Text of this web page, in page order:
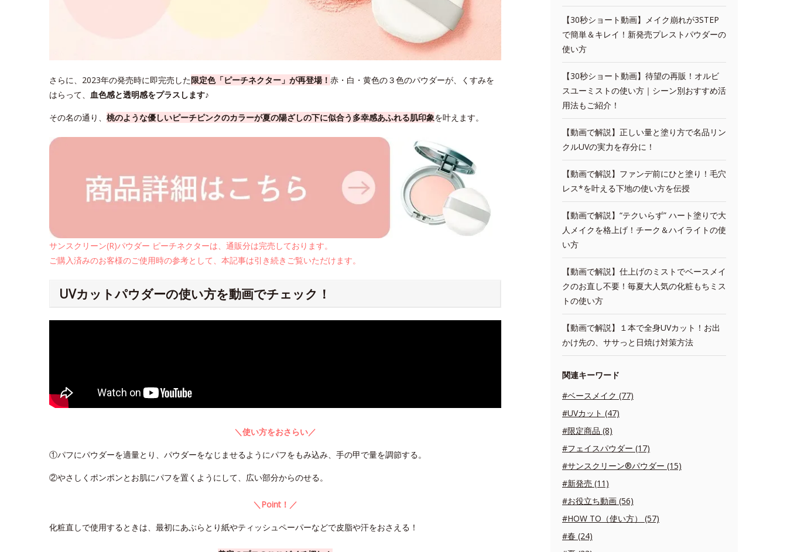
さらに、2023年の発売時に即完売した限定色「ピーチネクター」が再登場！ 赤・白・黄色の３色のパウダーが、くすみを
はらって、 血色感と透明感をプラスします♪
その名の通り、 桃のような優しいピーチピンクのカラーが夏の陽ざしの下に似合う多幸感あふれる肌印象を叶えます。
サンスクリーン(R)パウダー ピーチネクターは、通販分は完売しております。
ご購入済みのお客様のご使用時の参考として、本記事は引き続きご覧いただけます。
UVカットパウダーの使い方を動画でチェック！
＼使い方をおさらい／
①パフにパウダーを適量とり、パウダーをなじませるようにパフをもみ込み、手の甲で量を調節する。
②やさしくポンポンとお肌にパフを置くようにして、広い部分からのせる。
＼Point！／
化粧直しで使用するときは、最初にあぶらとり紙やティッシュペーパーなどで皮脂や汗をおさえる！
【30秒ショート動画】メイク崩れが3STEP
で簡単＆キレイ！新発売プレストパウダーの
使い方
【30秒ショート動画】待望の再販！オルビ
スユーミストの使い方｜シーン別おすすめ活
用法もご紹介！
【動画で解説】正しい量と塗り方で名品リン
クルUVの実力を存分に！
【動画で解説】ファンデ前にひと塗り！毛穴
レス*を叶える下地の使い方を伝授
【動画で解説】“テクいらず” ハート塗りで大
人メイクを格上げ！チーク＆ハイライトの使
い方
【動画で解説】仕上げのミストでベースメイ
クのお直し不要！毎夏大人気の化粧もちミス
トの使い方
【動画で解説】１本で全身UVカット！お出
かけ先の、ササっと日焼け対策方法
関連キーワード
#ベースメイク (77)
#UVカット (47)
#限定商品 (8)
#フェイスパウダー (17)
#サンスクリーン®パウダー (15)
#新発売 (11)
#お役立ち動画 (56)
#HOW TO（使い方） (57)
#春 (24)